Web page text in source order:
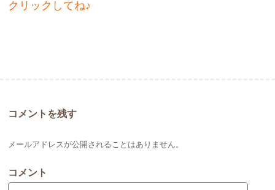
クリックしてね♪
コメントを残す
メールアドレスが公開されることはありません。
コメント